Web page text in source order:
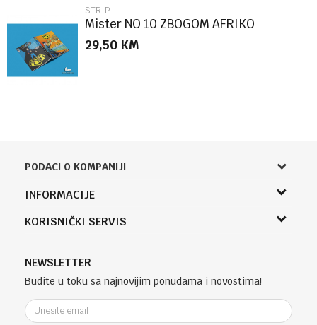
STRIP
Mister NO 10 ZBOGOM AFRIKO
29,50 KM
PODACI O KOMPANIJI
Knjižara Kultura
Knjaza Miloša 3A
Telefon (uprava firme Sladaboni d.o.o)
051 303 460
e-knjizara@knjizarakultura.com
INFORMACIJE
O nama
Kontakt
Klub povjerenja "Knjižara Kultura"
KORISNIČKI SERVIS
Politika privatnosti
Kako kupiti
Načini plaćanja
Plaćanje karticama
NEWSLETTER
Budite u toku sa najnovijim ponudama i novostima!